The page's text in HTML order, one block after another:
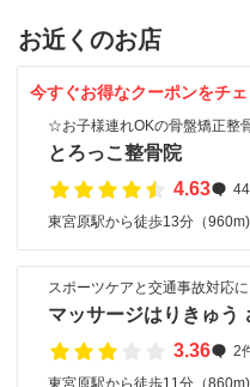
お近くのお店
今すぐお得なクーポンをチェ
☆お子様連れOKの骨盤矯正整
とろっこ整骨院
4.63
東宮原駅から徒歩13分（960m)
スポーツケアと交通事故対応
マッサージはりきゅう
3.36
2
東宮原駅から徒歩11分（860m)